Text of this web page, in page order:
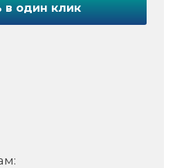
в один клик